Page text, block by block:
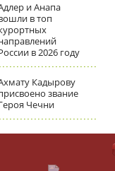
и Анапа
в топ
в 2026 году
Кадырову
звание
Чечни